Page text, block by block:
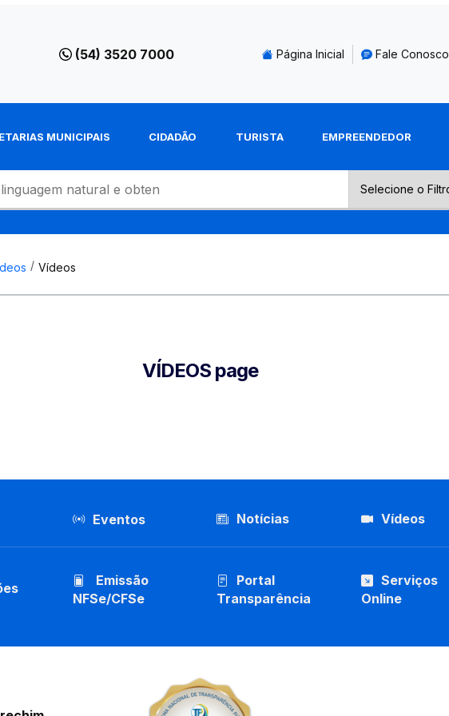
(54) 3520 7000 Página Inicial Fale Conosco
MUNICIPAIS CIDADÃO TURISTA EMPREENDEDOR
Vídeos
VÍDEOS page
Eventos Notícias Vídeos
Emissão
NFSe/CFSe
Portal
Transparência
Serviços
Online